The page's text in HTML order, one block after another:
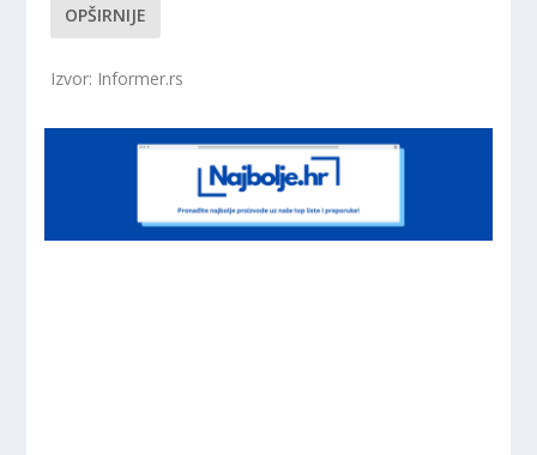
OPŠIRNIJE
Izvor: Informer.rs